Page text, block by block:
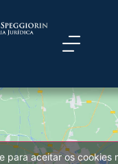
para aceitar os cookies